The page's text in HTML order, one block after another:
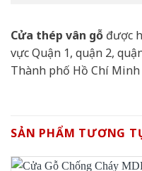
Cửa thép vân gỗ được
vực Quận 1, quận 2,
Thành phố Hồ Chí Minh
SẢN PHẨM TƯƠNG